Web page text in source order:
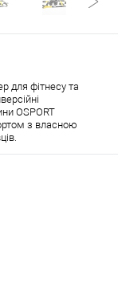
для фітнесу та
OSPORT
з власною